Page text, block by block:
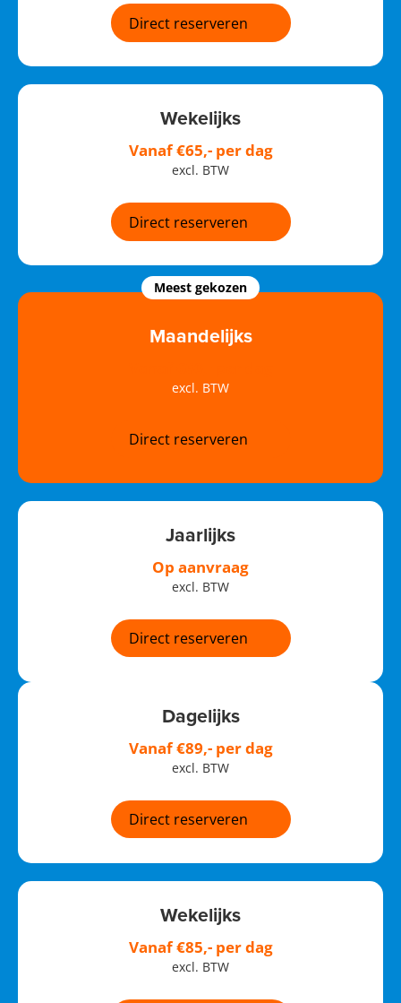
Direct reserveren
Wekelijks
Vanaf €65,- per dag
excl. BTW
Direct reserveren
Meest gekozen
Maandelijks
excl. BTW
Direct reserveren
Jaarlijks
Op aanvraag
excl. BTW
Direct reserveren
Dagelijks
Vanaf €89,- per dag
excl. BTW
Direct reserveren
Wekelijks
Vanaf €85,- per dag
excl. BTW